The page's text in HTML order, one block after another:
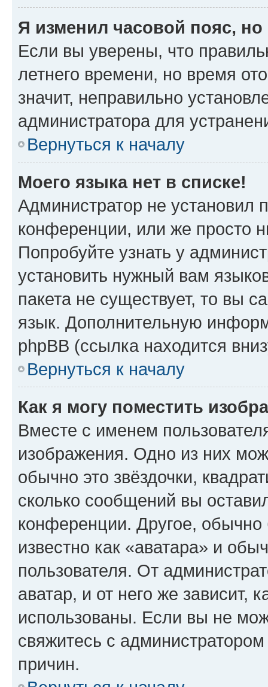
Я изменил часовой пояс,
Если вы уверены, что
летнего времени, но время
значит, неправильно
администратора для
Вернуться к началу
Моего языка нет в списке!
Администратор не установил
конференции, или же просто
Попробуйте узнать у
установить нужный вам
пакета не существует, то вы
язык. Дополнительную
phpBB (ссылка находится
Вернуться к началу
Как я могу поместить
Вместе с именем
изображения. Одно из них
обычно это звёздочки,
сколько сообщений вы
конференции. Другое,
известно как «аватара» и
пользователя. От
аватар, и от него же зависит,
использованы. Если вы не
свяжитесь с
причин.